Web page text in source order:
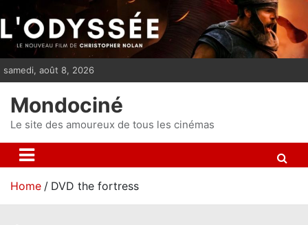
i
p
n
t
samedi, août 8, 2026
Mondociné
Le site des amoureux de tous les cinémas
Home DVD the fortress